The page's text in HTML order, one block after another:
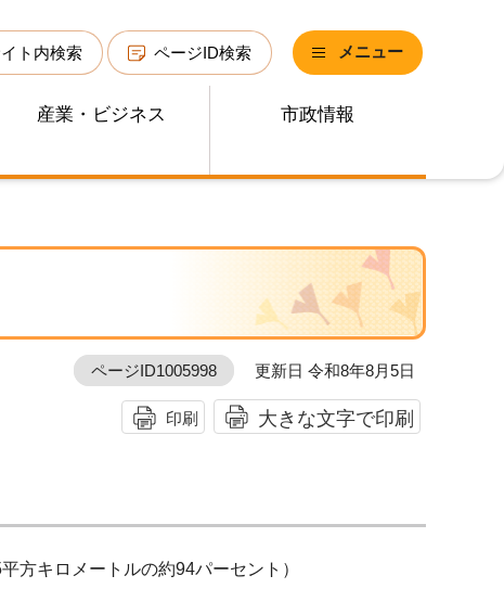
ト内検索 ページID検索 メニュー
産業・ビジネス 市政情報
ページID1005998 更新日 令和8年8月5日
印刷 大きな文字で印刷
方キロメートルの約94パーセント）